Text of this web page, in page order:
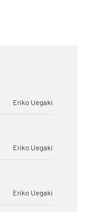
Eriko Uegaki
Eriko Uegaki
Eriko Uegaki